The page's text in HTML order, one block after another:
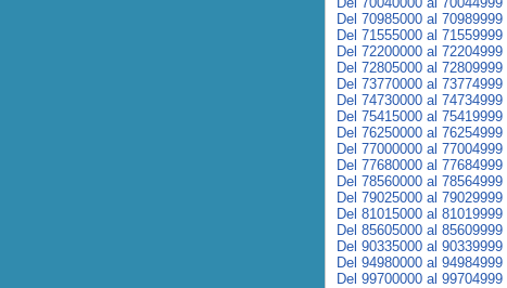
Del 70985000 al 70989999
Del 71555000 al 71559999
Del 72200000 al 72204999
Del 72805000 al 72809999
Del 73770000 al 73774999
Del 74730000 al 74734999
Del 75415000 al 75419999
Del 76250000 al 76254999
Del 77000000 al 77004999
Del 77680000 al 77684999
Del 78560000 al 78564999
Del 79025000 al 79029999
Del 81015000 al 81019999
Del 85605000 al 85609999
Del 90335000 al 90339999
Del 94980000 al 94984999
Del 99700000 al 99704999